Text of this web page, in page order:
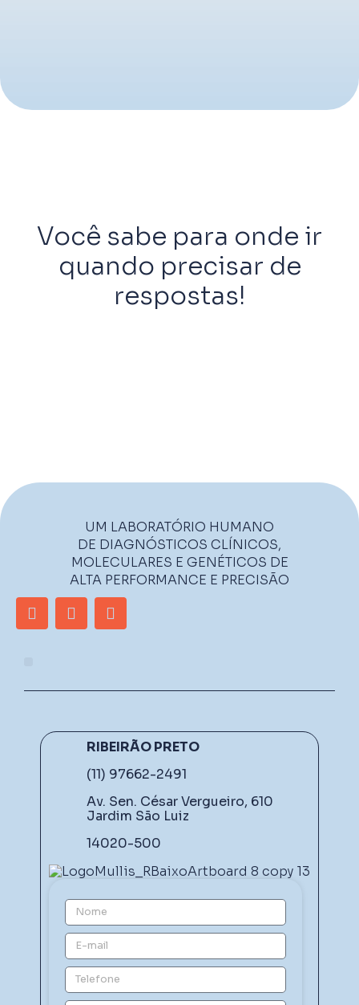
Você sabe para onde ir
quando precisar de
respostas!
UM LABORATÓRIO HUMANO
DE DIAGNÓSTICOS CLÍNICOS,
MOLECULARES E GENÉTICOS DE
ALTA PERFORMANCE E PRECISÃO
RIBEIRÃO PRETO
(11) 97662-2491
Av. Sen. César Vergueiro, 610
Jardim São Luiz
14020-500